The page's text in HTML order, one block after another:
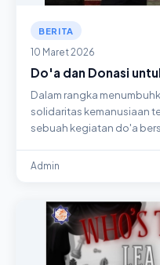
BERITA
10 Maret 2026
Do'a dan Donasi
Dalam rangka
solidaritas kemanusiaan
sebuah kegiatan do'a
Admin